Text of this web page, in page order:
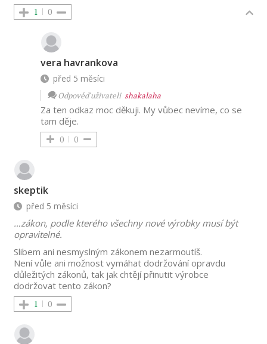
1 0
vera havrankova
před 5 měsíci
Odpověď uživateli shakalaha
Za ten odkaz moc děkuji. My vůbec nevíme, co se
tam děje.
0 0
skeptik
před 5 měsíci
…zákon, podle kterého všechny nové výrobky musí být
opravitelné.
Slibem ani nesmyslným zákonem nezarmoutíš.
Není vůle ani možnost vymáhat dodržování opravdu
důležitých zákonů, tak jak chtějí přinutit výrobce
dodržovat tento zákon?
1 0